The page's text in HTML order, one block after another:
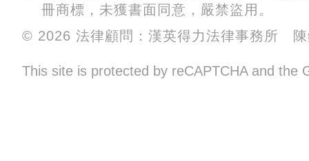
冊商標，未獲書面同意，嚴禁盜用。
© 2026 法律顧問：漢英得力法律事務所 陳
This site is protected by reCAPTCHA and the